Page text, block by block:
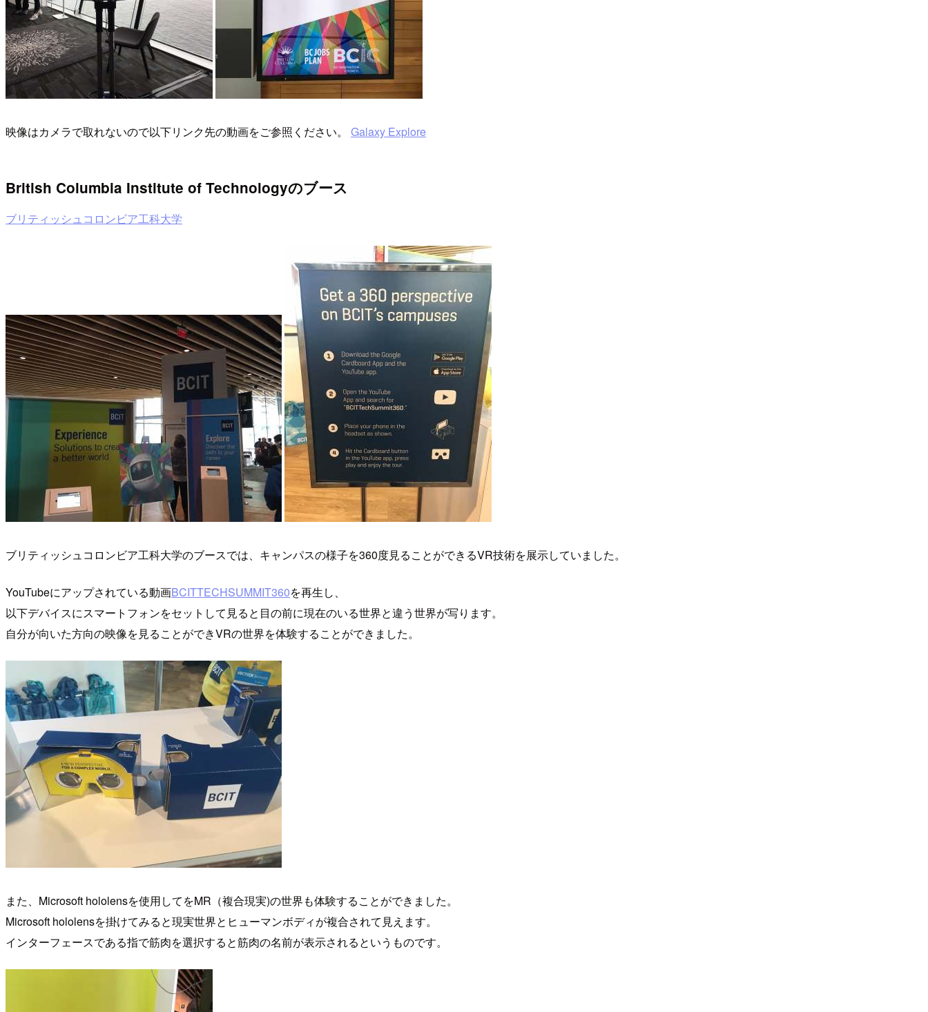
映像はカメラで取れないので以下リンク先の動画をご参照ください。 Galaxy Explore
British Columbia Institute of Technologyのブース
ブリティッシュコロンビア工科大学
ブリティッシュコロンビア工科大学のブースでは、キャンパスの様子を360度見ることができるVR技術を展示していました。
YouTubeにアップされている動画BCITTECHSUMMIT360を再生し、
以下デバイスにスマートフォンをセットして見ると目の前に現在のいる世界と違う世界が写ります。
自分が向いた方向の映像を見ることができVRの世界を体験することができました。
また、Microsoft hololensを使用してをMR（複合現実)の世界も体験することができました。
Microsoft hololensを掛けてみると現実世界とヒューマンボディが複合されて見えます。
インターフェースである指で筋肉を選択すると筋肉の名前が表示されるというものです。